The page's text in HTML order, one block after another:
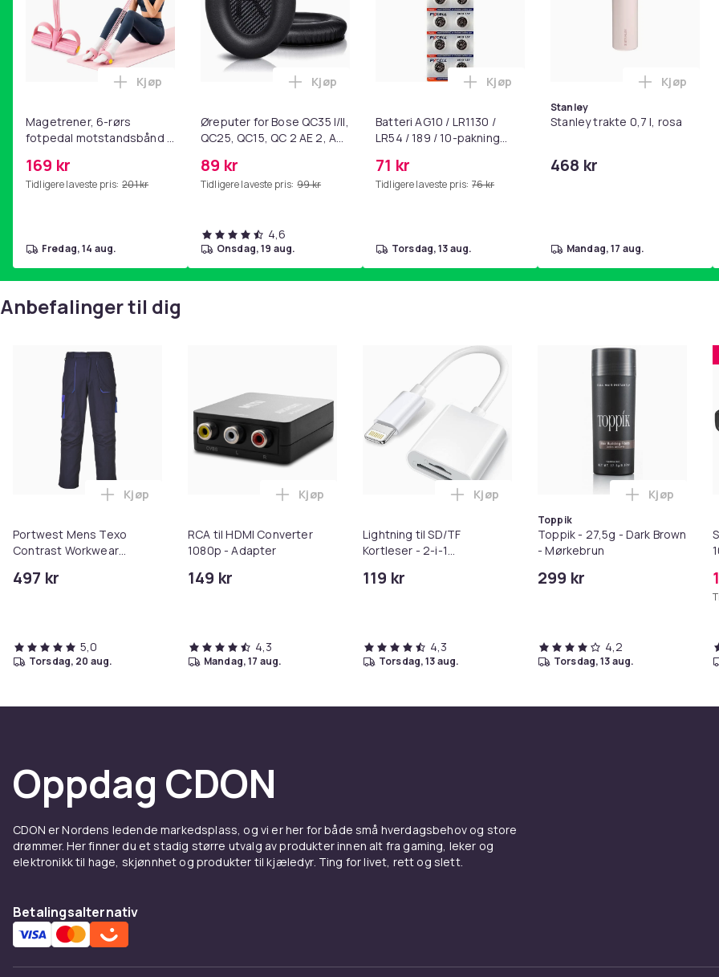
Magetrener, 6-rørs
fotpedal motstandsbånd -
yoga og
hjemmegymnastikk Pink
169 kr
Tidligere laveste pris: 201 kr
Legg Magetrener, 6-rørs fotpedal motstandsbånd - mage- og kjernetrening, yoga og
Kjøp
fredag, 14 aug.
Øreputer for Bose QC35 I/II,
QC25, QC15, QC 2 AE 2, AE
SoundLink Black
89 kr
Tidligere laveste pris: 99 kr
Legg Øreputer for Bose QC35 I/II, QC25, QC15, QC 2 AE 2, AE 2i, AE 2w,
Kjøp
4,6
onsdag, 19 aug.
Batteri AG10 / LR1130 /
LR54 / 189 / 10-pakning
71 kr
Tidligere laveste pris: 76 kr
Legg Batteri AG10 / LR1130 / LR54 / 189
Kjøp
torsdag, 13 aug.
Stanley
Stanley trakte 0,7 l, rosa
468 kr
Legg
Kjøp
mandag, 17 aug.
Anbefalinger til dig
Portwest Mens Texo
Contrast Workwear
497 kr
Legg Portwest Mens Texo Contrast Workwear Trousers i handlekurven
Kjøp
5,0
torsdag, 20 aug.
RCA til HDMI Converter
1080p - Adapter
149 kr
Legg RCA til HDMI Converter 1080p - Adapter i handlekurven
Kjøp
4,3
mandag, 17 aug.
Lightning til SD/TF
Kortleser - 2-i-1
iPhone/iPad
119 kr
Legg Lightning til SD/TF Kortleser - 2-i-1
Kjøp
4,3
torsdag, 13 aug.
Toppik
Toppik - 27,5g - Dark Brown
- Mørkebrun
299 kr
Legg
Kjøp
4,2
torsdag, 13 aug.
Oppdag CDON
CDON er Nordens ledende markedsplass, og vi er her for både små hverdagsbehov og store
drømmer. Her finner du et stadig større utvalg av produkter innen alt fra gaming, leker og
elektronikk til hage, skjønnhet og produkter til kjæledyr. Ting for livet, rett og slett.
Betalingsalternativ